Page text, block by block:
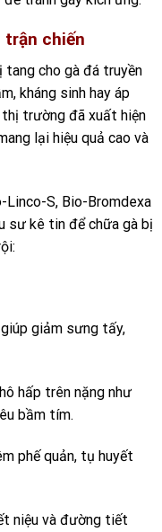
chiến
tang cho gà đá truyền
kháng sinh hay áp
thị trường đã xuất hiện
lại hiệu quả cao và
Linco-S, Bio-Bromdexa
sư kê tin để chữa gà bị
giảm sưng tấy,
hấp trên nặng như
bầm tím.
phế quản, tụ huyết
niệu và đường tiết